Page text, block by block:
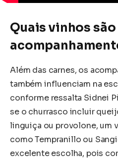
Quais vinhos
Além das carnes, os
também influenciam na
conforme ressalta Sidnei
se o churrasco incluir
linguiça ou provolone, um
como Tempranillo ou
excelente escolha, pois